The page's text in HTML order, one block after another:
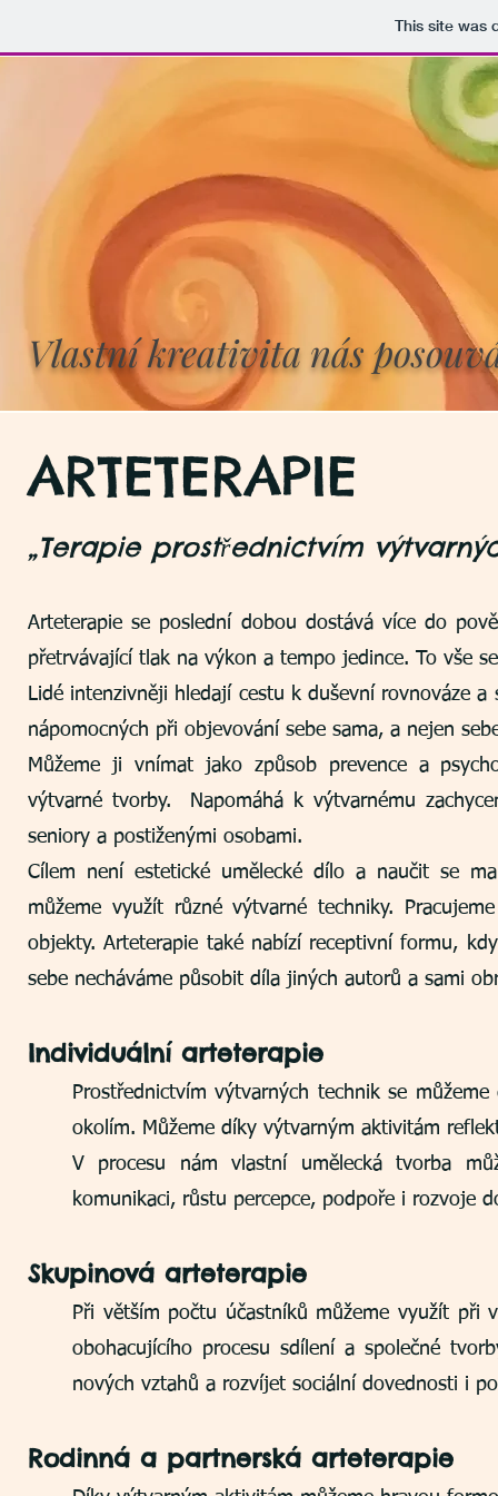
This site was
ARTETERAPIE
„Terapieprostřednictvím
Arteterapie se poslední dobou dostává více do
přetrvávající tlak na výkon a tempo jedince. To vše
Lidé intenzivněji hledají cestu k duševní rovnováze
nápomocných při objevování sebe sama, a nejen
Můžeme ji vnímat jako způsob prevence a
výtvarné tvorby. Napomáhá k výtvarnému
seniory a postiženými osobami.
Cílem není estetické umělecké dílo a naučit se
můžeme využít různé výtvarné techniky.
objekty. Arteterapie také nabízí receptivní formu,
sebe necháváme působit díla jiných autorů a sami
Individuální arteterapie
Prostřednictvím výtvarných technik se
okolím. Můžeme díky výtvarným aktivitám
V procesu nám vlastní umělecká tvorba
komunikaci, růstu percepce, podpoře i rozvoje
Skupinová arteterapie
Při větším počtu účastníků můžeme využít při
obohacujícího procesu sdílení a společné
nových vztahů a rozvíjet sociální dovednosti i
Rodinná a partnerská arteterapie
Vlastní kreativita nás